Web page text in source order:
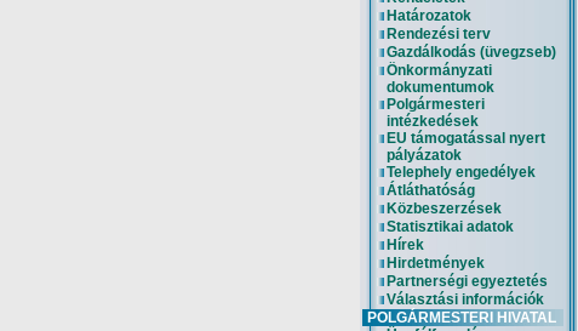
Határozatok
Rendezési terv
Gazdálkodás (üvegzseb)
Önkormányzati
dokumentumok
Polgármesteri
intézkedések
EU támogatással nyert
pályázatok
Telephely engedélyek
Átláthatóság
Közbeszerzések
Statisztikai adatok
Hírek
Hirdetmények
Partnerségi egyeztetés
Választási információk
POLGÁRMESTERI HIVATAL